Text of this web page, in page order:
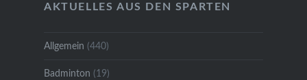
AKTUELLES AUS DEN SPARTEN
Allgemein (440)
Badminton (19)